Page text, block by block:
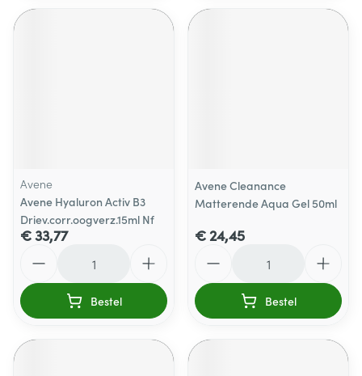
Avene
Avene Hyaluron Activ B3
Driev.corr.oogverz.15ml Nf
€ 33,77
Bestel
Avene Cleanance
Matterende Aqua Gel 50ml
€ 24,45
Bestel